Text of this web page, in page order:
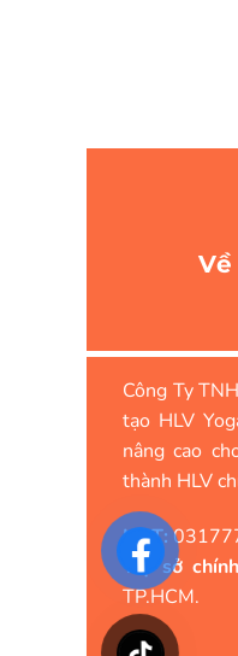
Công Ty
tạo HLV
nâng cao
thành HLV
MST:
Trụ sở
TP.HCM.